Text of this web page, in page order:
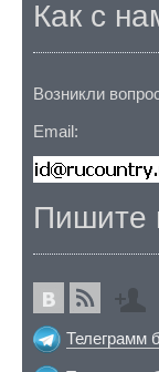
Как с
Возникли
Email:
Пишите
Телеграмм